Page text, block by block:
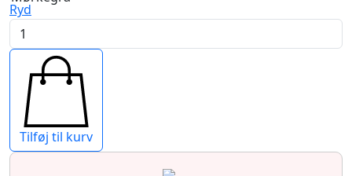
Ryd
Modi
sovesofa
Tilføj til kurv